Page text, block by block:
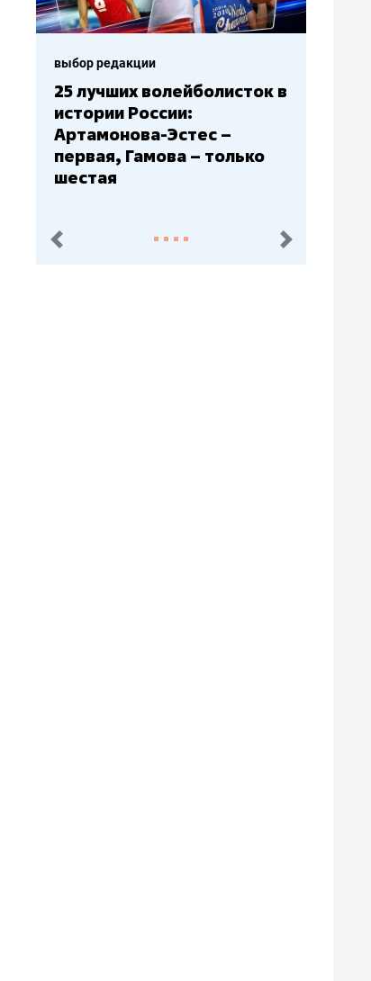
выбор редакции
25 лучших волейболисток в
истории России:
Артамонова-Эстес –
первая, Гамова – только
шестая
пред. след.